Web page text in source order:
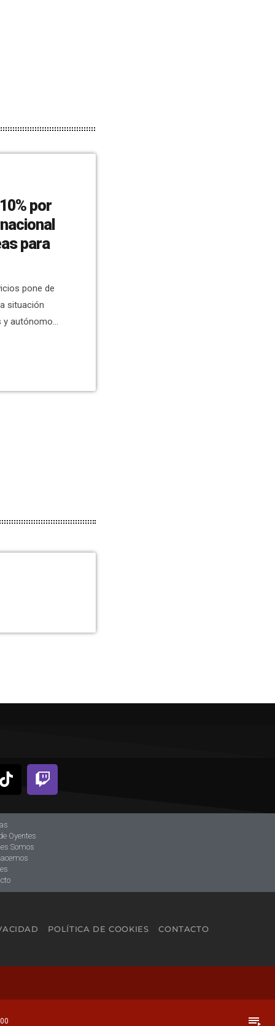
playlist_play
por
para
pone de
situación
autónomos
Oyentes
Somos
POLÍTICA DE COOKIES CONTACTO